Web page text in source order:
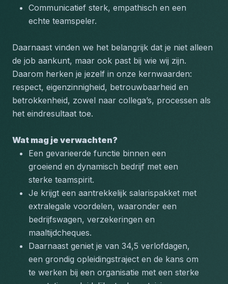
Communicatief sterk, empathisch en een
echte teamspeler.
Daarnaast vinden we het belangrijk dat je niet alleen
de job aankunt, maar ook past bij wie wij zijn.
Daarom herken je jezelf in onze kernwaarden:
respect, eigenzinnigheid, betrouwbaarheid en
betrokkenheid, zowel naar collega’s, processen als
het eindresultaat toe.
Wat mag je verwachten?
Een gevarieerde functie binnen een
groeiend en dynamisch bedrijf met een
sterke teamspirit.
Je krijgt een aantrekkelijk salarispakket met
extralegale voordelen, waaronder een
bedrijfswagen, verzekeringen en
maaltijdcheques.
Daarnaast geniet je van 34,5 verlofdagen,
een grondig opleidingstraject en de kans om
te werken bij een organisatie met een sterke